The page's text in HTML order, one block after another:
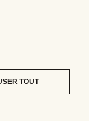
TOUT